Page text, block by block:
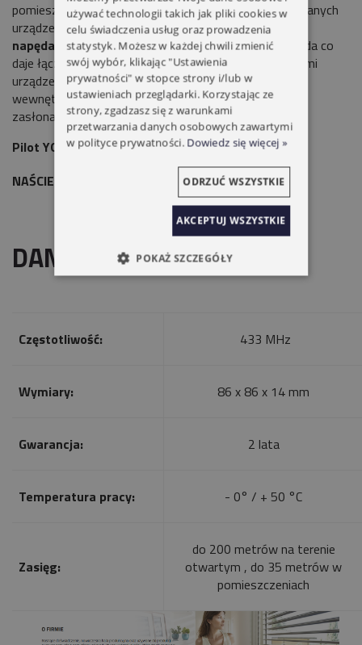
pomieszczeniu, bez względu na kombinację wykorzystanych
urządzeń.2 kanałypozwalają na sterowaniedwoma
napędami lub dwiema grupami do 20 napędów
każda co
daje łącznie40 silników.Kompatybilność ze wszystkimi
urządzeniamiYoodaumożliwia sterowanie roletami
wewnętrznymi jak i zewnętrznymi, a także firanami,
zasłonami, markizami, oświetleniem itd.
Pilot YOODA MAGNETIC DELUXE 2-KANAŁOWY
NAŚCIENNY
DANE TECHNICZNE
Częstotliwość: 433 MHz
Wymiary: 86 x 86 x 14 mm
Gwarancja: 2 lata
Temperatura pracy: - 0° / + 50 °C
Zasięg:
do 200 metrów na terenie
otwartym , do 35 metrów w
pomieszczeniach
używać technologii takich jak pliki cookies w
celu świadczenia usług oraz prowadzenia
statystyk. Możesz w każdej chwili zmienić
swój wybór, klikając "Ustawienia
prywatności" w stopce strony i/lub w
ustawieniach przeglądarki. Korzystając ze
strony, zgadzasz się z warunkami
przetwarzania danych osobowych zawartymi
w polityce prywatności. Dowiedz się więcej »
AKCEPTUJ WSZYSTKIE
ODRZUĆ WSZYSTKIE
POKAŻ SZCZEGÓŁY